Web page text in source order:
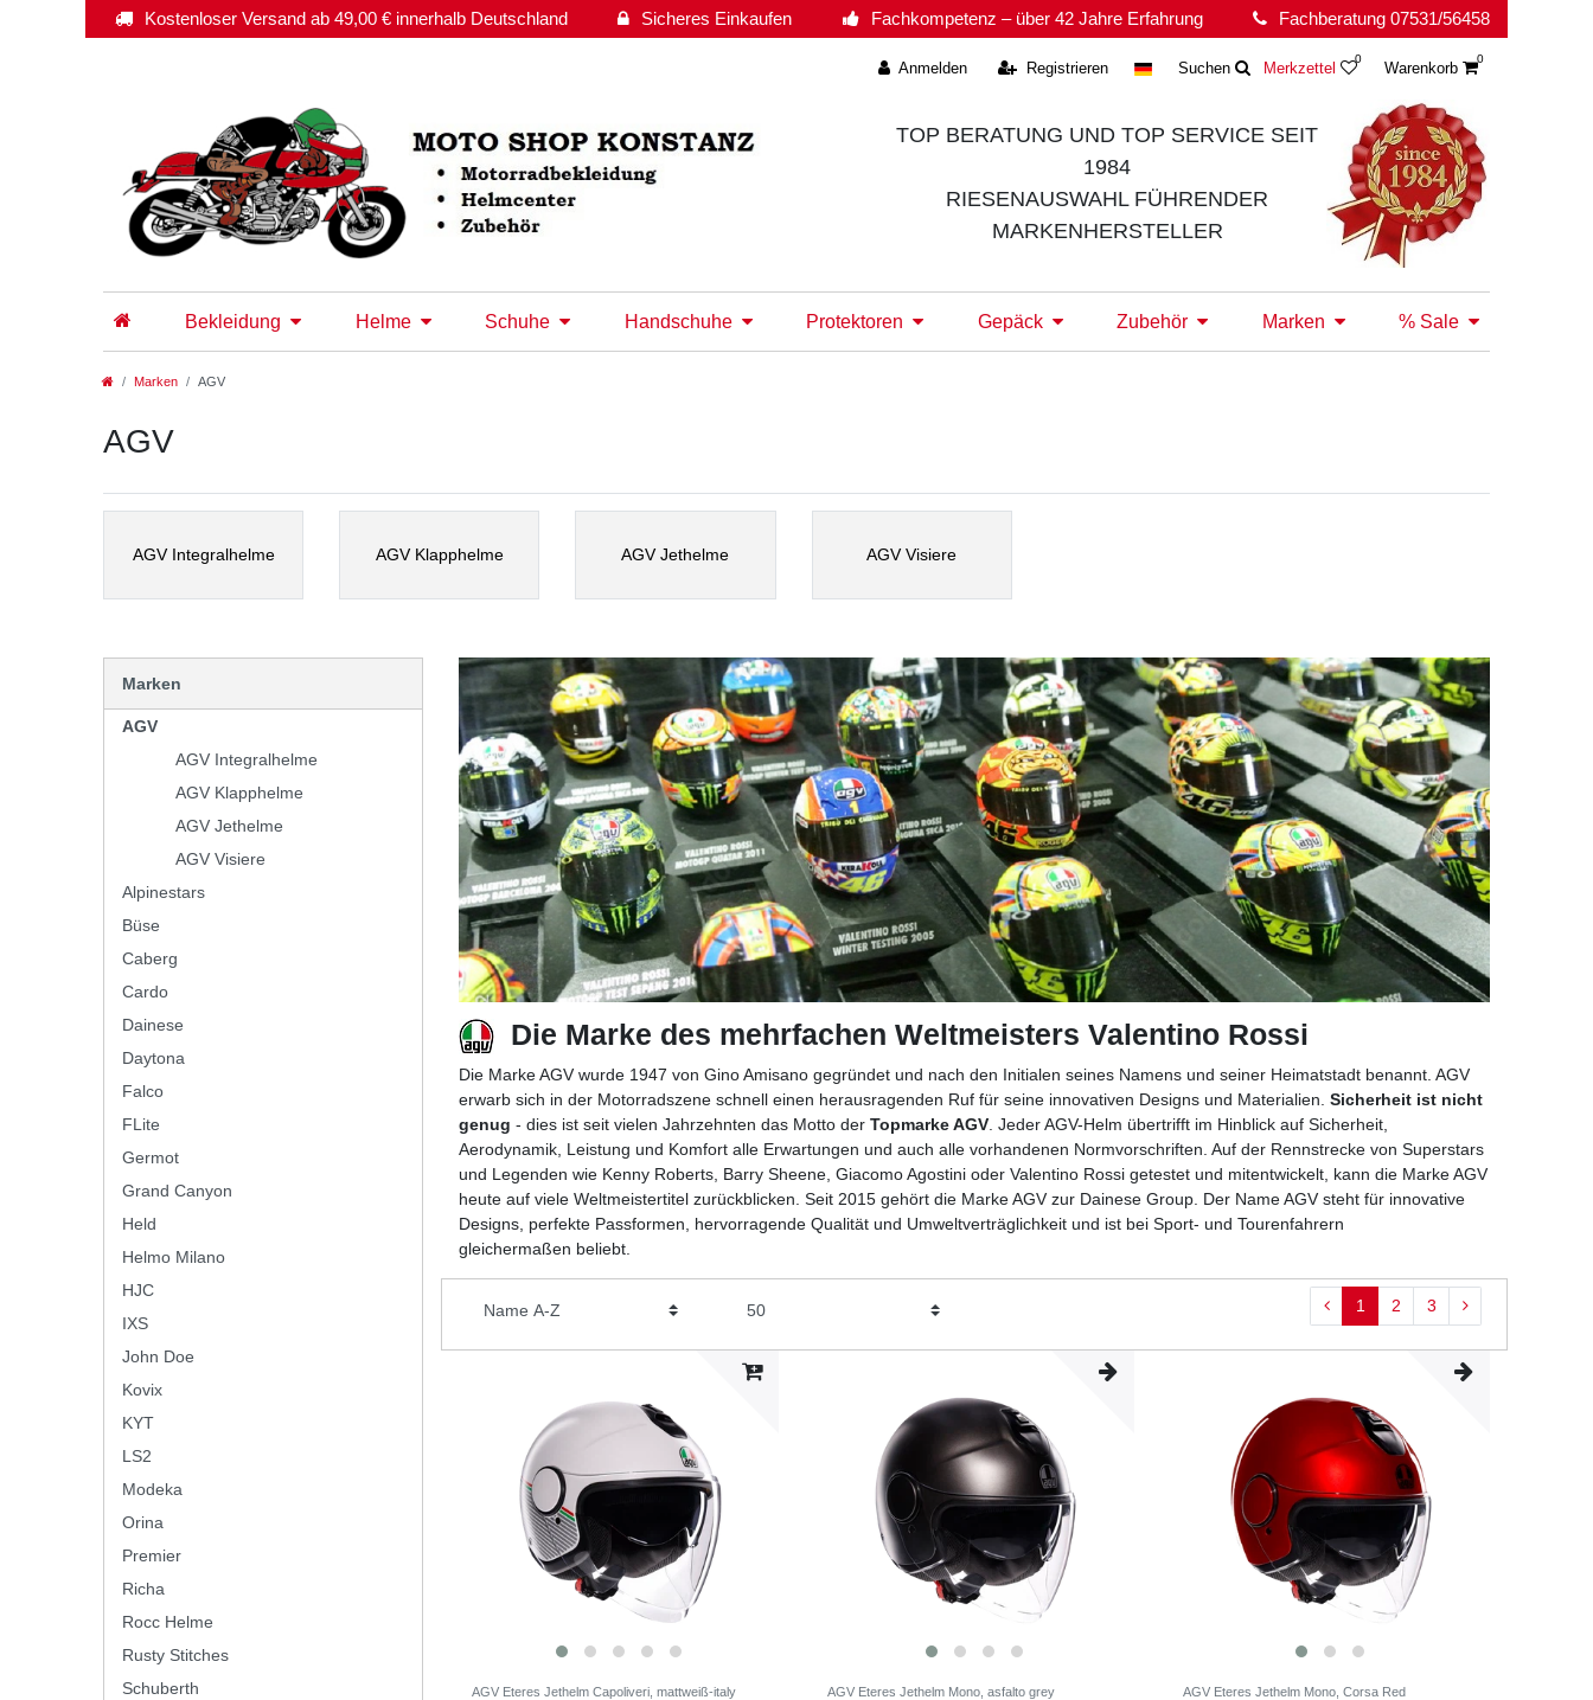
Kostenloser Versand ab 49,00 € innerhalb Deutschland Sicheres Einkaufen Fachkompetenz – über 42 Jahre Erfahrung Fachberatung 07531/56458
Anmelden Registrieren Suchen Merkzettel
0
Warenkorb
0
TOP BERATUNG UND TOP SERVICE SEIT
1984
RIESENAUSWAHL FÜHRENDER
MARKENHERSTELLER
Bekleidung Helme Schuhe Handschuhe Protektoren Gepäck Zubehör Marken % Sale
Marken AGV
AGV
AGV Integralhelme AGV Klapphelme AGV Jethelme AGV Visiere
Marken
AGV
AGV Integralhelme
AGV Klapphelme
AGV Jethelme
AGV Visiere
Alpinestars
Büse
Caberg
Cardo
Dainese
Daytona
Falco
FLite
Germot
Grand Canyon
Held
Helmo Milano
HJC
IXS
John Doe
Kovix
KYT
LS2
Modeka
Orina
Premier
Richa
Rocc Helme
Rusty Stitches
Schuberth
Die Marke des mehrfachen Weltmeisters Valentino Rossi
Die Marke AGV wurde 1947 von Gino Amisano gegründet und nach den Initialen seines Namens und seiner Heimatstadt benannt. AGV
erwarb sich in der Motorradszene schnell einen herausragenden Ruf für seine innovativen Designs und Materialien. Sicherheit ist nicht
genug - dies ist seit vielen Jahrzehnten das Motto der Topmarke AGV. Jeder AGV-Helm übertrifft im Hinblick auf Sicherheit,
Aerodynamik, Leistung und Komfort alle Erwartungen und auch alle vorhandenen Normvorschriften. Auf der Rennstrecke von Superstars
und Legenden wie Kenny Roberts, Barry Sheene, Giacomo Agostini oder Valentino Rossi getestet und mitentwickelt, kann die Marke AGV
heute auf viele Weltmeistertitel zurückblicken. Seit 2015 gehört die Marke AGV zur Dainese Group. Der Name AGV steht für innovative
Designs, perfekte Passformen, hervorragende Qualität und Umweltverträglichkeit und ist bei Sport- und Tourenfahrern
gleichermaßen beliebt.
1 2 3
AGV Eteres Jethelm Capoliveri, mattweiß-italy AGV Eteres Jethelm Mono, asfalto grey AGV Eteres Jethelm Mono, Corsa Red